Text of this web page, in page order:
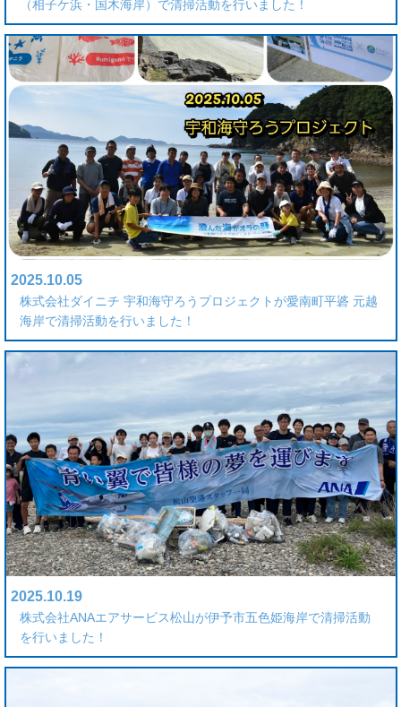
（相子ケ浜・国木海岸）で清掃活動を行いました！
2025.10.05
株式会社ダイニチ 宇和海守ろうプロジェクトが愛南町平碆 元越
海岸で清掃活動を行いました！
2025.10.19
株式会社ANAエアサービス松山が伊予市五色姫海岸で清掃活動
を行いました！